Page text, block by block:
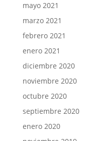
mayo 2021
marzo 2021
febrero 2021
enero 2021
diciembre 2020
noviembre 2020
octubre 2020
septiembre 2020
enero 2020